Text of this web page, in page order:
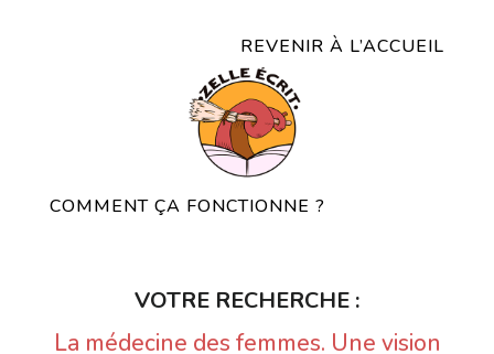
REVENIR À L’ACCUEIL
COMMENT ÇA FONCTIONNE ?
VOTRE RECHERCHE :
La médecine des femmes. Une vision